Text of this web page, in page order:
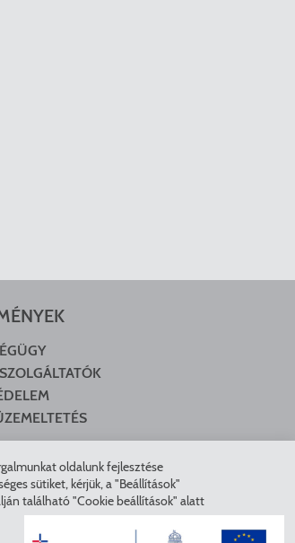
oldalunk fejlesztése
sütiket, kérjük, a "Beállítások"
található "Cookie beállítások" alatt